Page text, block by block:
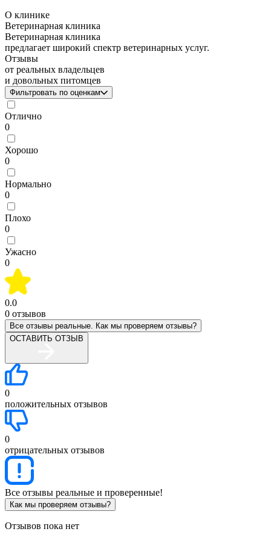
О клинике
Ветеринарная клиника
Ветеринарная клиника
предлагает широкий спектр ветеринарных услуг.
Отзывы
от реальных владельцев
и довольных питомцев
Фильтровать по оценкам
Отлично
0
Хорошо
0
Нормально
0
Плохо
0
Ужасно
0
0.0
0 отзывов
Все отзывы реальные. Как мы проверяем отзывы?
ОСТАВИТЬ ОТЗЫВ
0
положительных отзывов
0
отрицательных отзывов
Все отзывы реальные и проверенные!
Как мы проверяем отзывы?
Отзывов пока нет